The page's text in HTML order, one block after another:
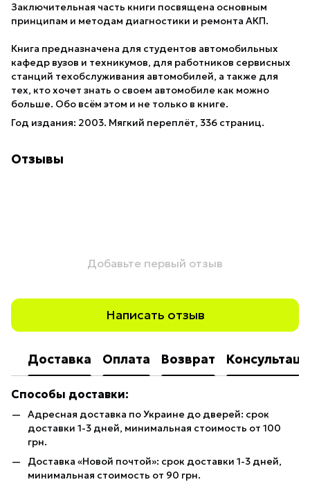
Заключительная часть книги посвящена основным
принципам и методам диагностики и ремонта АКП.
Книга предназначена для студентов автомобильных
кафедр вузов и техникумов, для работников сервисных
станций техобслуживания автомобилей, а также для
тех, кто хочет знать о своем автомобиле как можно
больше. Обо всём этом и не только в книге.
Год издания: 2003. Мягкий переплёт, 336 страниц.
Отзывы
Добавьте первый отзыв
Написать отзыв
Доставка Оплата Возврат
Способы доставки:
Адресная доставка по Украине до дверей: срок
доставки 1-3 дней, минимальная стоимость от 100
грн.
Доставка «Новой почтой»: срок доставки 1-3 дней,
минимальная стоимость от 90 грн.